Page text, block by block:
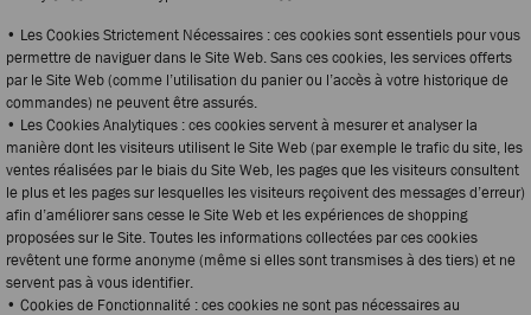
• Les Cookies Strictement Nécessaires : ces cookies sont essentiels pour vous
permettre de naviguer dans le Site Web. Sans ces cookies, les services offerts
par le Site Web (comme l’utilisation du panier ou l’accès à votre historique de
commandes) ne peuvent être assurés.
• Les Cookies Analytiques : ces cookies servent à mesurer et analyser la
manière dont les visiteurs utilisent le Site Web (par exemple le trafic du site, les
ventes réalisées par le biais du Site Web, les pages que les visiteurs consultent
le plus et les pages sur lesquelles les visiteurs reçoivent des messages d’erreur)
afin d’améliorer sans cesse le Site Web et les expériences de shopping
proposées sur le Site. Toutes les informations collectées par ces cookies
revêtent une forme anonyme (même si elles sont transmises à des tiers) et ne
servent pas à vous identifier.
• Cookies de Fonctionnalité : ces cookies ne sont pas nécessaires au